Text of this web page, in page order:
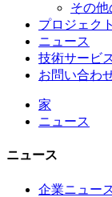
その他
プロジェク
ニュース
技術サービ
お問い合わ
家
ニュース
ニュース
企業ニュー